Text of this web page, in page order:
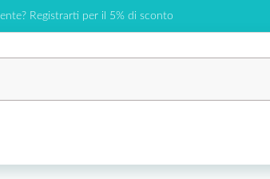
Registrarti per il 5% di sconto